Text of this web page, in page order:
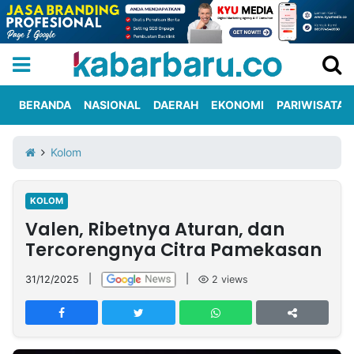
Iklan
Berita
Kami
Nasional
International
Olahraga
Entertainment
Daerah
Pariwisata
Kuliner
Kolom
Network
PT
TREETAN
BERANDA NASIONAL DAERAH EKONOMI PARIWISATA
Kolom
KOLOM
Valen, Ribetnya Aturan, dan
Tercorengnya Citra Pamekasan
31/12/2025 2 views